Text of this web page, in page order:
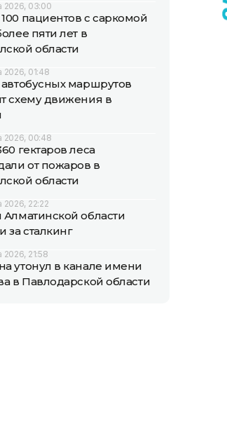
2026, 03:00
пациентов с саркомой
пяти лет в
области
2026, 01:48
маршрутов
схему движения в
2026, 00:48
гектаров леса
от пожаров в
области
2026, 22:22
области
за сталкинг
2026, 21:58
утонул в канале имени
в Павлодарской области